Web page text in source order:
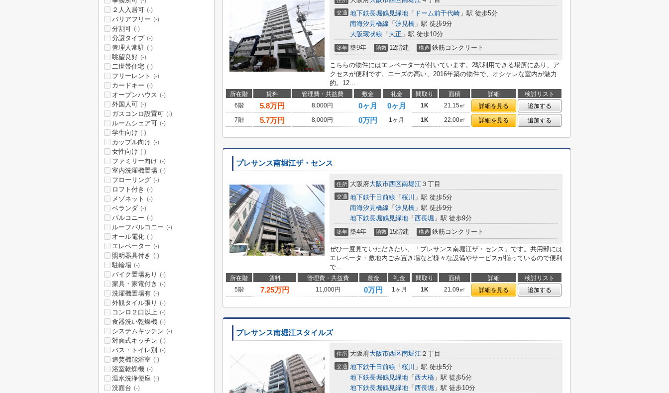
交通 地下鉄長堀鶴見緑地 「 ドーム前千代崎 」駅 徒歩5分
南海汐見橋線 「 汐見橋 」駅 徒歩9分
大阪環状線 「 大正 」駅 徒歩10分
築年 築9年 階数 12階建 構造 鉄筋コンクリート
こちらの物件にはエレベーターが付いています。2駅利用できる場所にあり、ア
クセスが便利です。ニーズの高い、2016年築の物件で、オシャレな室内が魅力
的。12...
所在階 賃料 管理費・共益費 敷金 礼金 間取り 面積 詳細
検討リスト
6階
5.8万円 8,000円 0ヶ月 0ヶ月 1K 21.15㎡ 詳細を見る
追加する
7階
5.7万円 8,000円 0万円 1ヶ月 1K 22.00㎡ 詳細を見る 追加する
プレサンス南堀江ザ・センス
住所 大阪府大阪市西区南堀江 ３丁目
交通 地下鉄千日前線 「 桜川 」駅 徒歩5分
南海汐見橋線 「 汐見橋 」駅 徒歩9分
地下鉄長堀鶴見緑地 「 西長堀 」駅 徒歩9分
築年 築4年 階数 15階建 構造 鉄筋コンクリート
ぜひ一度見ていただきたい、「プレサンス南堀江ザ・センス」です。共用部には
エレベータ・敷地内ごみ置き場など様々な設備やサービスが揃っているので便利
で...
所在階 賃料 管理費・共益費 敷金 礼金 間取り 面積 詳細
検討リスト
5階
7.25万円 11,000円 0万円 1ヶ月 1K 21.09㎡ 詳細を見る 追加する
プレサンス南堀江スタイルズ
住所 大阪府大阪市西区南堀江 ２丁目
交通 地下鉄千日前線 「 桜川 」駅 徒歩5分
地下鉄長堀鶴見緑地 「 西大橋 」駅 徒歩5分
地下鉄長堀鶴見緑地 「 西長堀 」駅 徒歩10分
２人入居可 (-)
バリアフリー (-)
分割可 (-)
分譲タイプ (-)
管理人常駐 (-)
眺望良好 (-)
二世帯住宅 (-)
フリーレント (-)
カードキー (-)
オープンハウス (-)
外国人可 (-)
ガスコンロ設置可 (-)
ルームシェア可 (-)
学生向け (-)
カップル向け (-)
女性向け (-)
ファミリー向け (-)
室内洗濯機置場 (-)
フローリング (-)
ロフト付き (-)
メゾネット (-)
ベランダ (-)
バルコニー (-)
ルーフバルコニー (-)
オール電化 (-)
エレベーター (-)
照明器具付き (-)
駐輪場 (-)
バイク置場あり (-)
家具・家電付き (-)
洗濯機置場有 (-)
外観タイル張り (-)
コンロ２口以上 (-)
食器洗い乾燥機 (-)
システムキッチン (-)
対面式キッチン (-)
バス・トイレ別 (-)
追焚機能浴室 (-)
浴室乾燥機 (-)
温水洗浄便座 (-)
洗面台 (-)